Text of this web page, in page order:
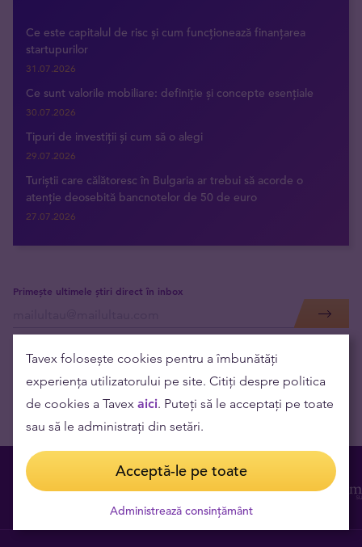
Ce este capitalul de risc și cum funcționează finanțarea
startupurilor
31.07.2026
Ce sunt valorile mobiliare: definiție și concepte esențiale
30.07.2026
Tipuri de investiții și cum să o alegi
29.07.2026
Turiștii care călătoresc în Bulgaria ar trebui să acorde o
atenție deosebită bancnotelor de 50 de euro
27.07.2026
Primește ultimele știri direct în inbox
Tavex folosește cookies pentru a îmbunătăți
experiența utilizatorului pe site. Citiți despre politica
de cookies a Tavex aici. Puteți să le acceptați pe toate
sau să le administrați din setări.
Acceptă-le pe toate
Administrează consințământ